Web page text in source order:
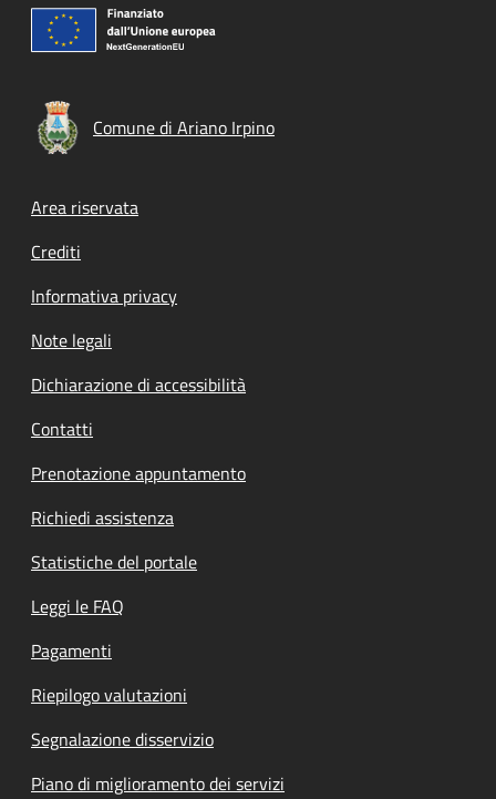
Comune di Ariano Irpino
Footer menu
Area riservata
Crediti
Informativa privacy
Note legali
Dichiarazione di accessibilità
Contatti
Prenotazione appuntamento
Richiedi assistenza
Statistiche del portale
Leggi le FAQ
Pagamenti
Riepilogo valutazioni
Segnalazione disservizio
Piano di miglioramento dei servizi